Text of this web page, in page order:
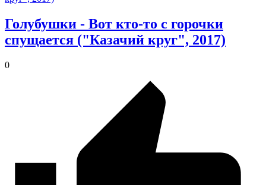
Голубушки - Вот кто-то с горочки
спущается ("Казачий круг", 2017)
0